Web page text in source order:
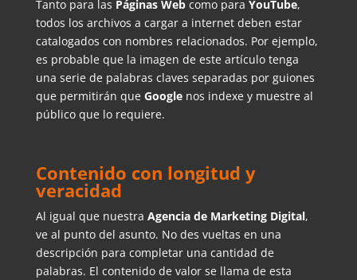
Tanto para las Páginas Web como para YouTube,
todos los archivos a cargar a internet deben estar
catalogados con nombres relacionados. Por ejemplo,
es probable que la imagen de este artículo tenga
una serie de palabras claves separadas por guiones
que permitirán que Google nos indexe y muestre al
público que lo requiere.
Contenido con longitud y
veracidad
Al igual que nuestra Agencia de Marketing Digital,
ve al punto del asunto. No des vueltas en una
descripción para completar una cantidad de
palabras. El contenido de valor se llama de esta